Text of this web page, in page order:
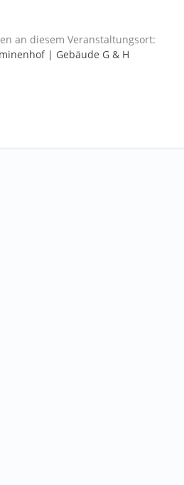
an diesem Veranstaltungsort:
| Gebäude G & H